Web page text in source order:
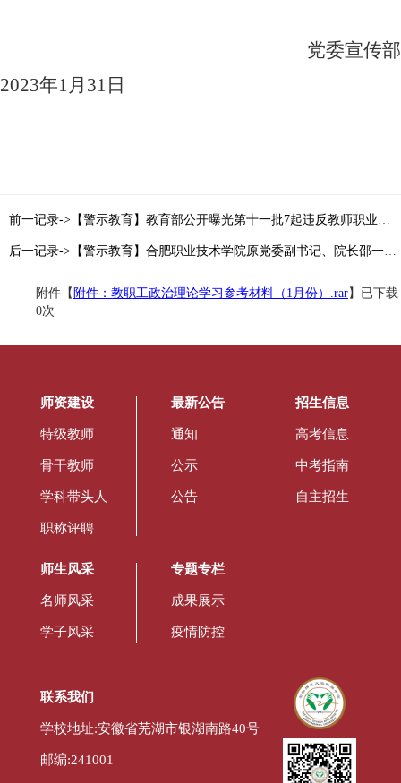
党委宣传部
2023年1月 31 日
前一记录->【警示教育】教育部公开曝光第十一批7起违反教师职业行为十项准则典型案例
后一记录->【警示教育】合肥职业技术学院原党委副书记、院长邵一江严重违纪违法被开除党籍和公职
附件【 附件：教职工政治理论学习参考材料（1月份）.rar】已下载
0次
师资建设
特级教师
骨干教师
学科带头人
职称评聘
最新公告
通知
公示
公告
招生信息
高考信息
中考指南
自主招生
师生风采
名师风采
学子风采
专题专栏
成果展示
疫情防控
联系我们
学校地址:安徽省芜湖市银湖南路40号
邮编:241001